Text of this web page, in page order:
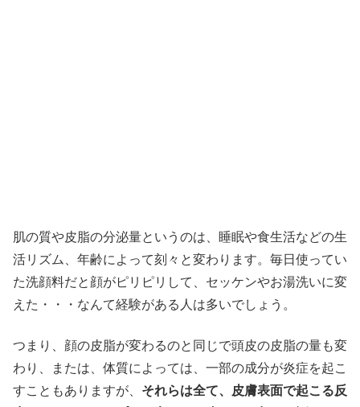
肌の質や皮脂の分泌量というのは、睡眠や食生活などの生
活リズム、年齢によって刻々と変わります。毎日使ってい
た洗顔料だと顔がピリピリして、セッケンやお湯洗いに変
えた・・・なんて経験がある人は多いでしょう。
つまり、顔の皮脂が変わるのと同じで頭皮の皮脂の量も変
わり、または、体質によっては、一部の成分が炎症を起こ
すこともありますが、 それらは全て、皮膚表面で起こる反